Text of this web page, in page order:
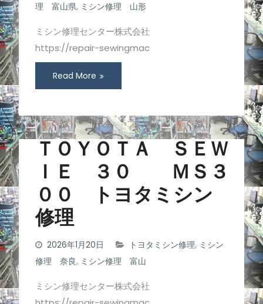
理 富山県, ミシン修理 山形
ミシン修理センター株式会社
https://repair-sewingmac
Read More
ＴＯＹＯＴＡ ＳＥＷ
ＩＥ ３０ ＭＳ３
００ トヨタミシン
修理
2026年1月20日 トヨタミシン修理, ミシン
修理 奈良, ミシン修理 富山
ミシン修理センター株式会社